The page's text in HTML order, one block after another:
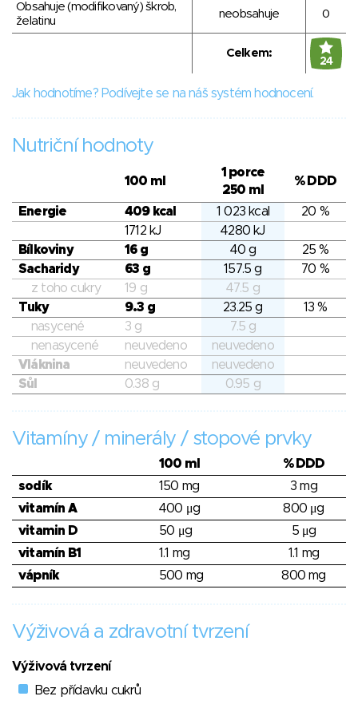
Obsahuje (modifikovaný) škrob,
želatinu
neobsahuje 0
Celkem:
24
Jak hodnotíme? Podívejte se na náš systém hodnocení.
Nutriční hodnoty
100 ml
1 porce
250 ml
% DDD
Energie 409 kcal 1 023 kcal
20 %
1712 kJ
4280 kJ
Bílkoviny
16 g 40 g
25 %
Sacharidy
63 g 157.5 g
70 %
z toho cukry
19 g
47.5 g
Tuky
9.3 g 23.25 g
13 %
nasycené
3 g
7.5 g
nenasycené
neuvedeno
neuvedeno
Vláknina
neuvedeno
neuvedeno
Sůl
0.38 g 0.95 g
Vitamíny / minerály / stopové prvky
100 ml
% DDD
sodík
150 mg
3 mg
vitamín A
400 μg
800 μg
vitamin D
50 μg
5 μg
vitamín B1
1.1 mg
1.1 mg
vápník
500 mg 800 mg
Výživová a zdravotní tvrzení
Výživová tvrzení
Bez přídavku cukrů